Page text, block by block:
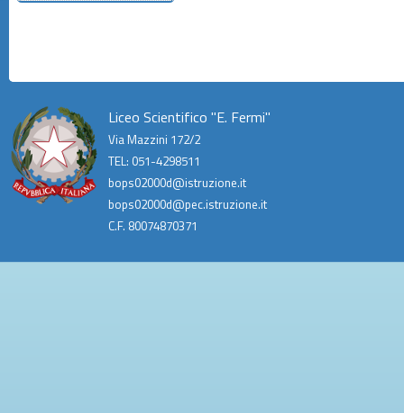
Liceo Scientifico "E. Fermi"
Via Mazzini 172/2
TEL: 051-4298511
bops02000d@istruzione.it
bops02000d@pec.istruzione.it
C.F. 80074870371